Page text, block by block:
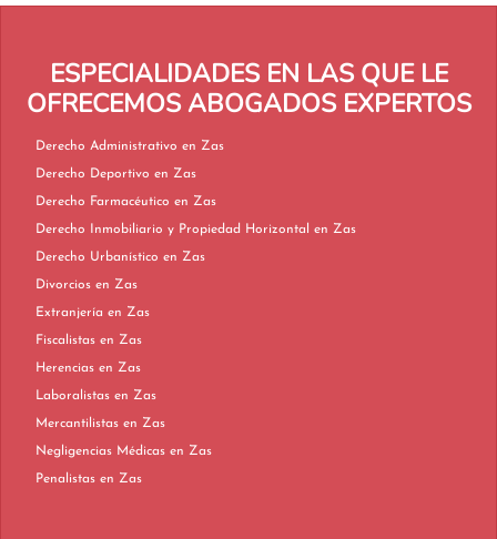
ESPECIALIDADES EN LAS QUE LE
OFRECEMOS ABOGADOS EXPERTOS
Derecho Administrativo en Zas
Derecho Deportivo en Zas
Derecho Farmacéutico en Zas
Derecho Inmobiliario y Propiedad Horizontal en Zas
Derecho Urbanístico en Zas
Divorcios en Zas
Extranjería en Zas
Fiscalistas en Zas
Herencias en Zas
Laboralistas en Zas
Mercantilistas en Zas
Negligencias Médicas en Zas
Penalistas en Zas